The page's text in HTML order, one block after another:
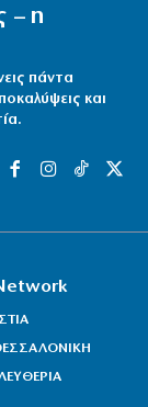
– η
πάντα
και